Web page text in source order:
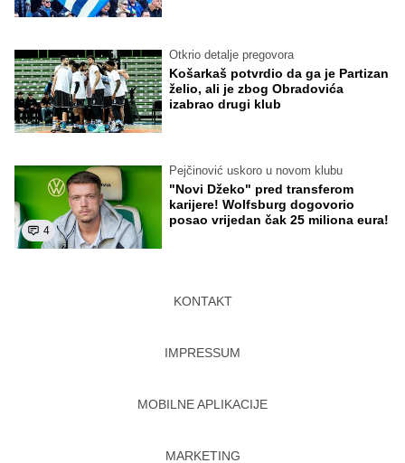
Otkrio detalje pregovora
Košarkaš potvrdio da ga je Partizan
želio, ali je zbog Obradovića
izabrao drugi klub
4
Pejčinović uskoro u novom klubu
"Novi Džeko" pred transferom
karijere! Wolfsburg dogovorio
posao vrijedan čak 25 miliona eura!
KONTAKT
IMPRESSUM
MOBILNE APLIKACIJE
MARKETING